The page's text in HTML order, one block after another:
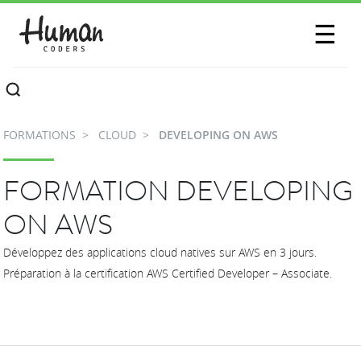
☰
CONTACTEZ-NOUS
FORMATIONS CLOUD DEVELOPING ON AWS
FORMATION DEVELOPING
ON AWS
Développez des applications cloud natives sur AWS en 3 jours.
Préparation à la certification AWS Certified Developer – Associate.